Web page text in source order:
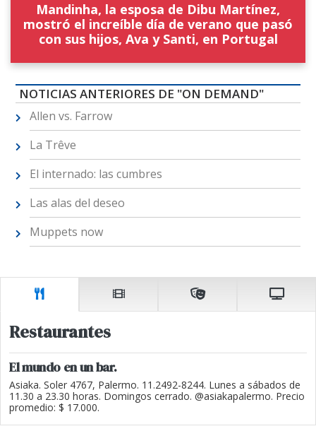
Mandinha, la esposa de Dibu Martínez,
mostró el increíble día de verano que pasó
con sus hijos, Ava y Santi, en Portugal
NOTICIAS ANTERIORES DE "ON DEMAND"
Allen vs. Farrow
La Trêve
El internado: las cumbres
Las alas del deseo
Muppets now
Restaurantes
El mundo en un bar.
Asiaka. Soler 4767, Palermo. 11.2492-8244. Lunes a sábados de
11.30 a 23.30 horas. Domingos cerrado. @asiakapalermo. Precio
promedio: $ 17.000.